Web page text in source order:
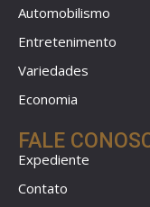
Automobilismo
Entretenimento
Variedades
Economia
FALE
Expediente
Contato